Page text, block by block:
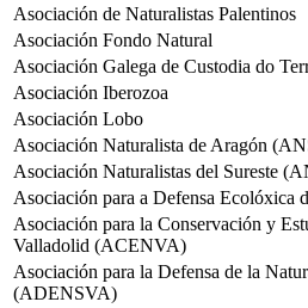
Asociación de Naturalistas Palentinos
Asociación Fondo Natural
Asociación Galega de Custodia do
Asociación Iberozoa
Asociación Lobo
Asociación Naturalista de Aragón
Asociación Naturalistas del Sureste
Asociación para a Defensa
Asociación para la Conservación y
Valladolid (ACENVA)
Asociación para la Defensa de la
(ADENSVA)